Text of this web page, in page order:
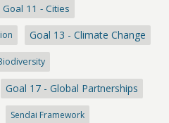
Goal 11 - Cities
Goal 13 - Climate Change
Goal 17 - Global Partnerships
Sendai Framework